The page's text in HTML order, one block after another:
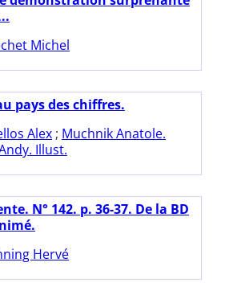
Michel
pays des chiffres.
Alex ; Muchnik Anatole.
Illust.
N° 142. p. 36-37. De la BD
Hervé